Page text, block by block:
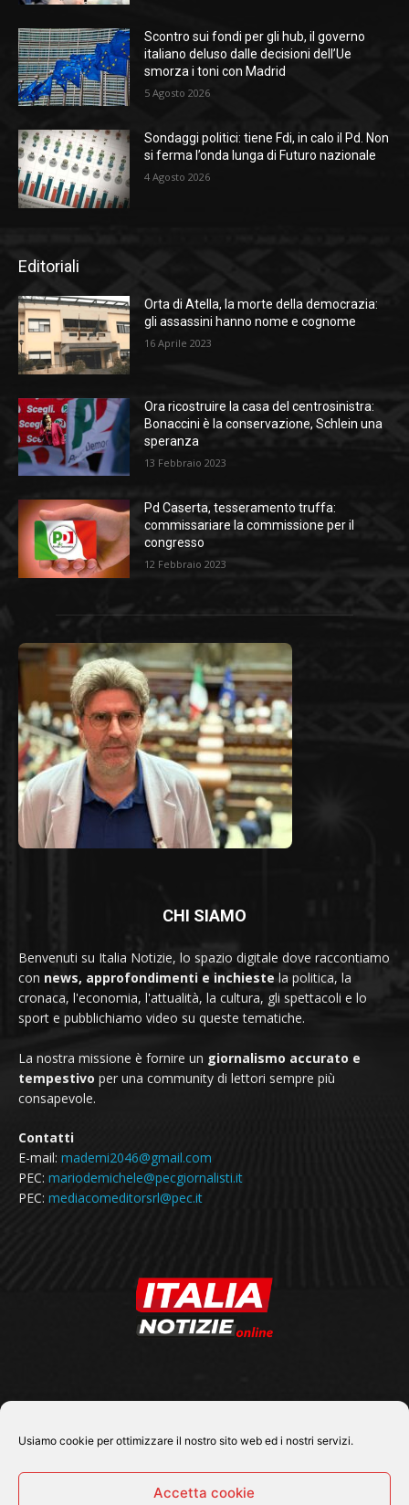
Usiamo cookie per ottimizzare il nostro sito web ed i nostri servizi.
Accetta cookie
Scontro sui fondi per gli hub, il governo
italiano deluso dalle decisioni dell’Ue
smorza i toni con Madrid
5 Agosto 2026
Sondaggi politici: tiene Fdi, in calo il Pd. Non
si ferma l’onda lunga di Futuro nazionale
4 Agosto 2026
Editoriali
Orta di Atella, la morte della democrazia:
gli assassini hanno nome e cognome
16 Aprile 2023
Ora ricostruire la casa del centrosinistra:
Bonaccini è la conservazione, Schlein una
speranza
13 Febbraio 2023
Pd Caserta, tesseramento truffa:
commissariare la commissione per il
congresso
12 Febbraio 2023
CHI SIAMO
Benvenuti su Italia Notizie, lo spazio digitale dove raccontiamo
con news, approfondimenti e inchieste la politica, la
cronaca, l'economia, l'attualità, la cultura, gli spettacoli e lo
sport e pubblichiamo video su queste tematiche.
La nostra missione è fornire un giornalismo accurato e
tempestivo per una community di lettori sempre più
consapevole.
Contatti
E-mail: mademi2046@gmail.com
PEC: mariodemichele@pecgiornalisti.it
PEC: mediacomeditorsrl@pec.it